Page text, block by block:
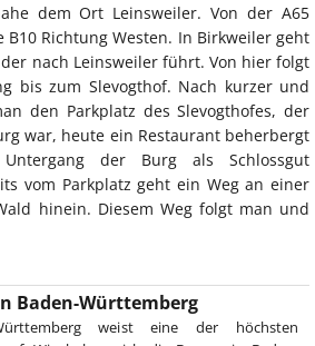
dem Ort Leinsweiler. Von der A65
Richtung Westen. In Birkweiler geht
nach Leinsweiler führt. Von hier folgt
bis zum Slevogthof. Nach kurzer und
den Parkplatz des Slevogthofes, der
war, heute ein Restaurant beherbergt
der Burg als Schlossgut
vom Parkplatz geht ein Weg an einer
hinein. Diesem Weg folgt man und
Baden-Württemberg
weist eine der höchsten